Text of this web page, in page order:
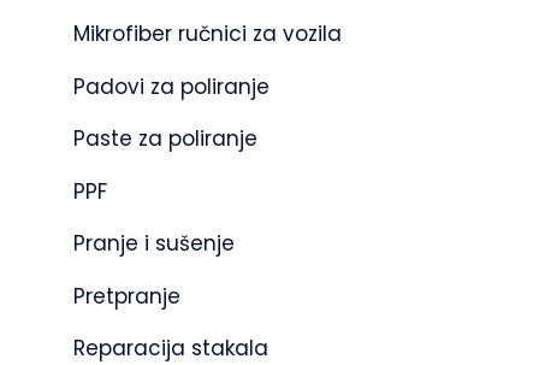
Mikrofiber ručnici za vozila
Padovi za poliranje
Paste za poliranje
PPF
Pranje i sušenje
Pretpranje
Reparacija stakala